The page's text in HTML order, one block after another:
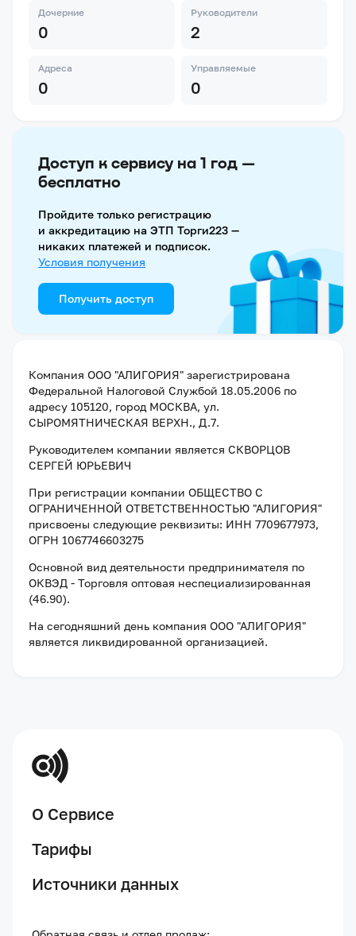
Дочерние
0
Руководители
2
Адреса
0
Управляемые
0
Доступ к сервису на 1 год —
бесплатно
Пройдите только регистрацию
и аккредитацию на ЭТП Торги223 —
никаких платежей и подписок.
Условия получения
Получить доступ
Компания ООО "АЛИГОРИЯ" зарегистрирована
Федеральной Налоговой Службой 18.05.2006 по
адресу 105120, город МОСКВА, ул.
СЫРОМЯТНИЧЕСКАЯ ВЕРХН., Д.7.
Руководителем компании является СКВОРЦОВ
СЕРГЕЙ ЮРЬЕВИЧ
При регистрации компании ОБЩЕСТВО С
ОГРАНИЧЕННОЙ ОТВЕТСТВЕННОСТЬЮ "АЛИГОРИЯ"
присвоены следующие реквизиты: ИНН 7709677973,
ОГРН 1067746603275
Основной вид деятельности предпринимателя по
ОКВЭД - Торговля оптовая неспециализированная
(46.90).
На сегодняшний день компания ООО "АЛИГОРИЯ"
является ликвидированной организацией.
О Сервисе
Тарифы
Источники данных